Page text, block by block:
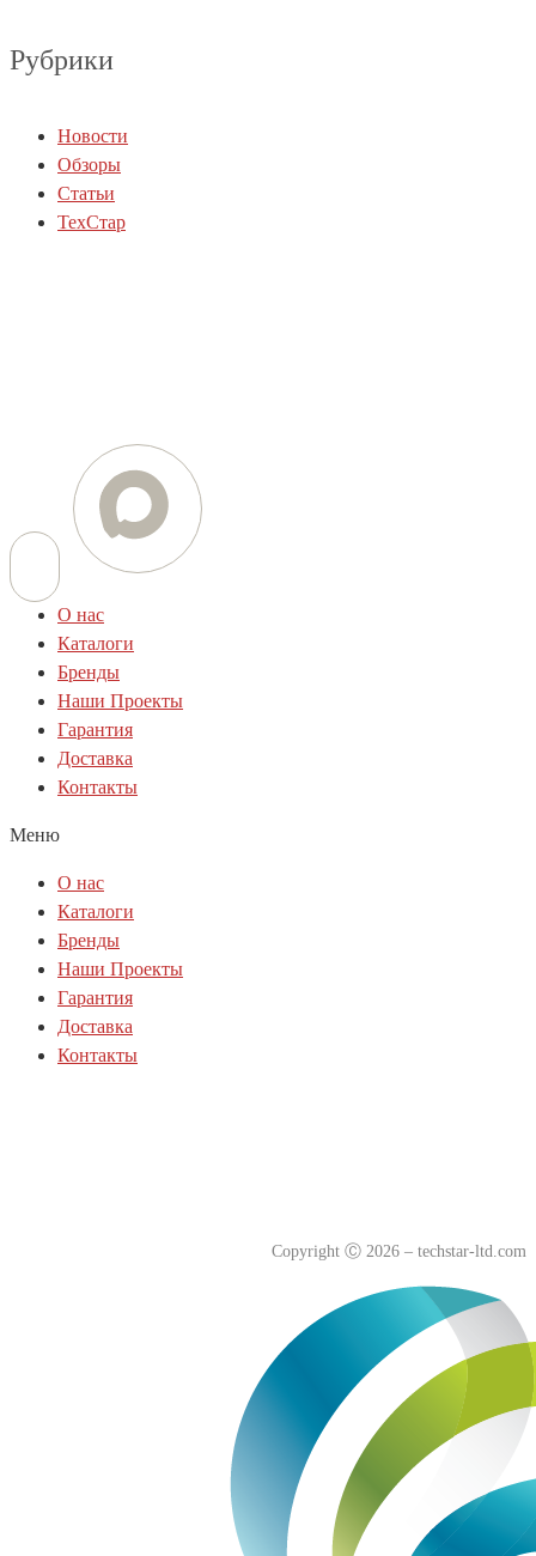
Рубрики
Новости
Обзоры
Статьи
ТехСтар
О нас
Каталоги
Бренды
Наши Проекты
Гарантия
Доставка
Контакты
Меню
О нас
Каталоги
Бренды
Наши Проекты
Гарантия
Доставка
Контакты
Copyright Ⓒ 2026 – techstar-ltd.com